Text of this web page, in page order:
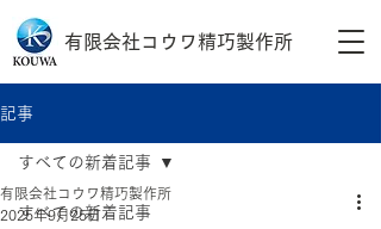
有限会社コウワ精巧製作所
記事
すべての新着記事
すべての新着記事
有限会社コウワ精巧製作所
2025年9月25日